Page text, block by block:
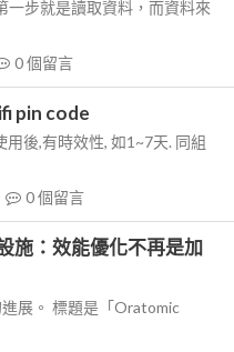
一步就是讀取資料，而資料來
0個留言
pin code
後,有時效性, 如1~7天. 同組
0個留言
施：效能優化不再是加
展。 標題是「Oratomic